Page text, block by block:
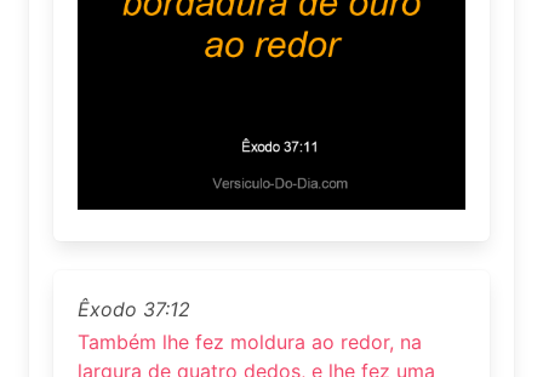
Êxodo 37:12
Também lhe fez moldura ao redor, na
largura de quatro dedos, e lhe fez uma